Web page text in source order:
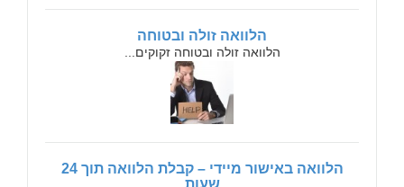
הלוואה זולה ובטוחה
הלוואה זולה ובטוחה זקוקים...
הלוואה באישור מיידי – קבלת הלוואה תוך 24
שעות